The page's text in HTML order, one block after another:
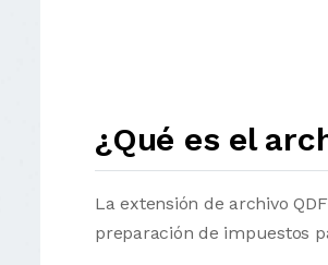
¿Qué es el
La extensión de archivo
preparación de impuestos